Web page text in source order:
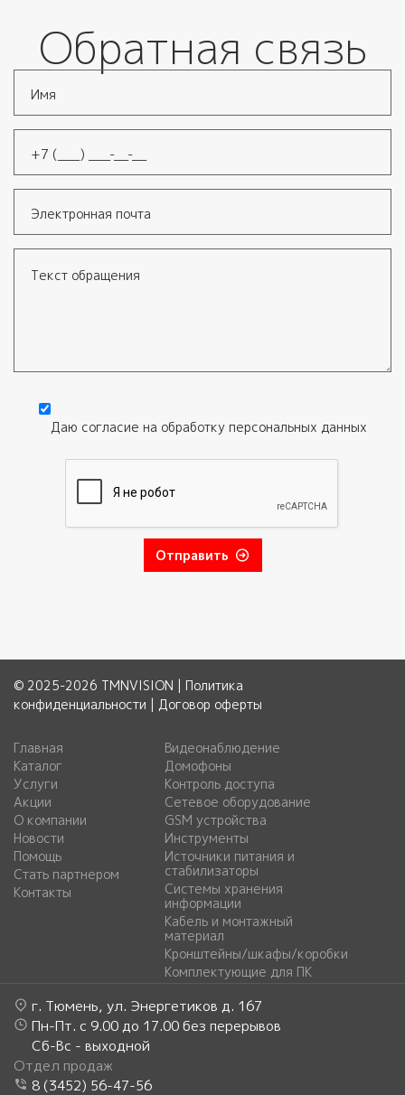
Обратная связь
Даю согласие на обработку персональных данных
Отправить
© 2025-2026 TMNVISION | Политика
конфиденциальности | Договор оферты
Главная
Каталог
Услуги
Акции
О компании
Новости
Помощь
Стать партнером
Контакты
Видеонаблюдение
Домофоны
Контроль доступа
Сетевое оборудование
GSM устройства
Инструменты
Источники питания и
стабилизаторы
Системы хранения
информации
Кабель и монтажный
материал
Кронштейны/шкафы/коробки
Комплектующие для ПК
г. Тюмень, ул. Энергетиков д. 167
Пн-Пт. с 9.00 до 17.00 без перерывов
Сб-Вс - выходной
Отдел продаж
8 (3452) 56-47-56